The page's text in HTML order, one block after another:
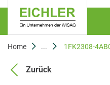
Home ... 1FK2308-
Zurück